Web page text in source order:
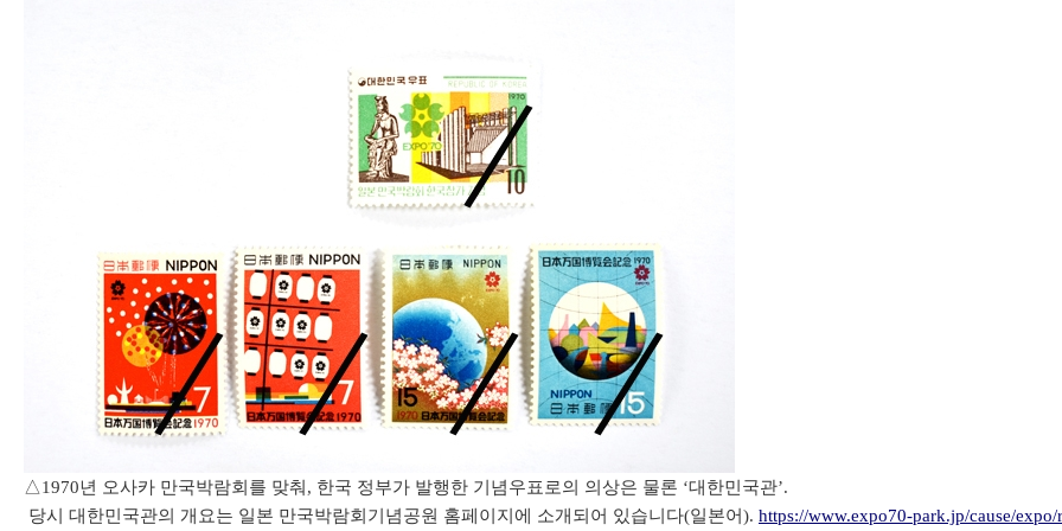
△1970년 오사카 만국박람회를 맞춰, 한국 정부가 발행한 기념우표로의 의상은 물론 ‘대한민국관’.
당시 대한민국관의 개요는 일본 만국박람회기념공원 홈페이지에 소개되어 있습니다(일본어). https://www.expo70-park.jp/cause/expo/